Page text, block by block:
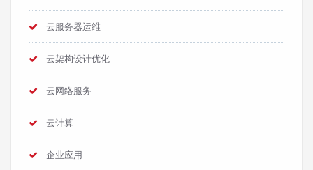
云服务器运维
云架构设计优化
云网络服务
云计算
企业应用